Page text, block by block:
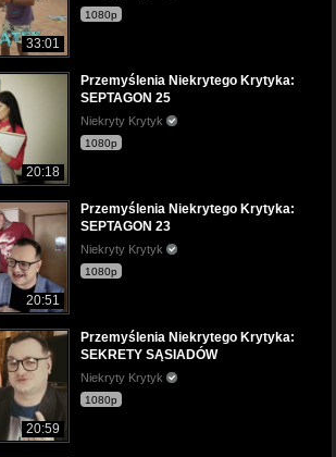
33:01
1080p
20:18
Przemyślenia Niekrytego Krytyka:
SEPTAGON 25
Niekryty Krytyk
1080p
20:51
Przemyślenia Niekrytego Krytyka:
SEPTAGON 23
Niekryty Krytyk
1080p
20:59
Przemyślenia Niekrytego Krytyka:
SEKRETY SĄSIADÓW
Niekryty Krytyk
1080p